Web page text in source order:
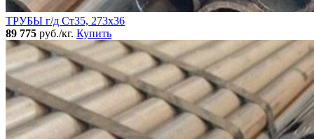
ТРУБЫ г/д Ст35, 273х36
89 775 руб./кг. Купить